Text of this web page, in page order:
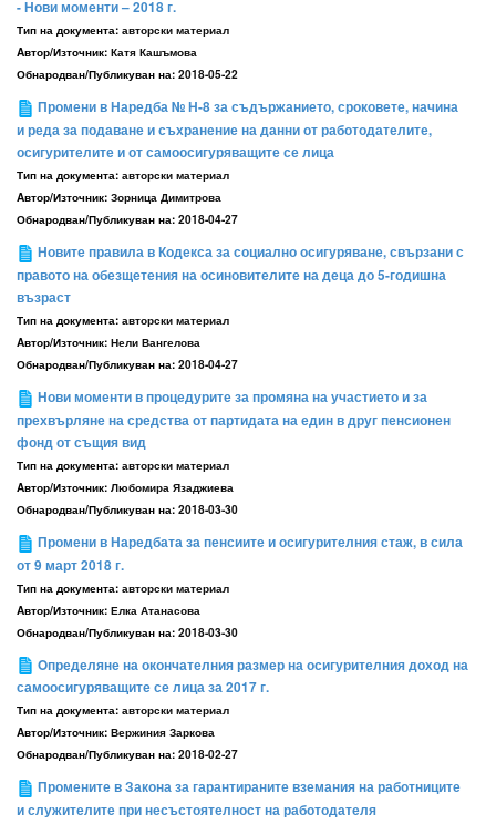
- Нови моменти – 2018 г.
Тип на документа: авторски материал
Aвтор/Източник: Катя Кашъмова
Обнародван/Публикуван на: 2018-05-22
Промени в Наредба № Н-8 за съдържанието, сроковете, начина
и реда за подаване и съхранение на данни от работодателите,
осигурителите и от самоосигуряващите се лица
Тип на документа: авторски материал
Aвтор/Източник: Зорница Димитрова
Обнародван/Публикуван на: 2018-04-27
Новите правила в Кодекса за социално осигуряване, свързани с
правото на обезщетения на осиновителите на деца до 5-годишна
възраст
Тип на документа: авторски материал
Aвтор/Източник: Нели Вангелова
Обнародван/Публикуван на: 2018-04-27
Hови моменти в процедурите за промяна на участието и за
прехвърляне на средства от партидата на един в друг пенсионен
фонд от същия вид
Тип на документа: авторски материал
Aвтор/Източник: Любомира Язаджиева
Обнародван/Публикуван на: 2018-03-30
Промени в Наредбата за пенсиите и осигурителния стаж, в сила
от 9 март 2018 г.
Тип на документа: авторски материал
Aвтор/Източник: Елка Атанасова
Обнародван/Публикуван на: 2018-03-30
Oпределяне на окончателния размер на осигурителния доход на
самоосигуряващите се лица за 2017 г.
Тип на документа: авторски материал
Aвтор/Източник: Вержиния Заркова
Обнародван/Публикуван на: 2018-02-27
Промените в Закона за гарантираните вземания на работниците
и служителите при несъстоятелност на работодателя